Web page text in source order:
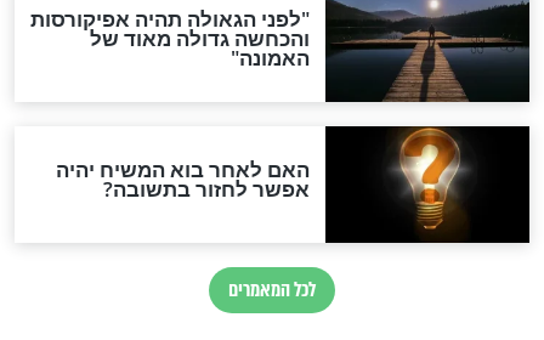
הותר לפרסום: לוחמי מילואים
נהרגו בדרום לבנון
ההסכם החשאי של טראמפ
סימני שאלה